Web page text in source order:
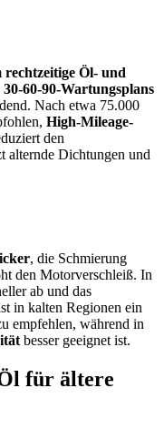
rechtzeitige Öl- und
30-60-90-Wartungsplans
Nach etwa 75.000
High-Mileage-
den
alternde Dichtungen und
, die Schmierung
den Motorverschleiß. In
ab und das
in kalten Regionen ein
empfehlen, während in
besser geeignet ist.
für ältere